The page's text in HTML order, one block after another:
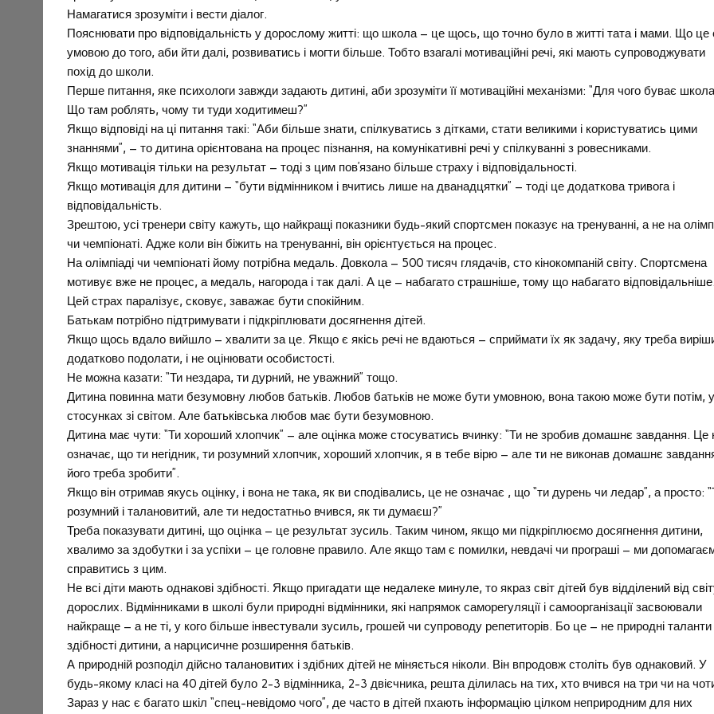
Намагатися зрозуміти і вести діалог.
Пояснювати про відповідальність у дорослому житті: що школа – це щось, що точно було в житті тата і мами. Що це
умовою до того, аби йти далі, розвиватись і могти більше. Тобто взагалі мотиваційні речі, які мають супроводжувати
похід до школи.
Перше питання, яке психологи завжди задають дитині, аби зрозуміти її мотиваційні механізми: “Для чого буває
Що там роблять, чому ти туди ходитимеш?”
Якщо відповіді на ці питання такі: “Аби більше знати, спілкуватись з дітками, стати великими і користуватись цими
знаннями”, – то дитина орієнтована на процес пізнання, на комунікативні речі у спілкуванні з ровесниками.
Якщо мотивація тільки на результат – тоді з цим пов’язано більше страху і відповідальності.
Якщо мотивація для дитини – “бути відмінником і вчитись лише на дванадцятки” – тоді це додаткова тривога і
відповідальність.
Зрештою, усі тренери світу кажуть, що найкращі показники будь-який спортсмен показує на тренуванні, а не на
чи чемпіонаті. Адже коли він біжить на тренуванні, він орієнтується на процес.
На олімпіаді чи чемпіонаті йому потрібна медаль. Довкола – 500 тисяч глядачів, сто кінокомпаній світу. Спортсмена
мотивує вже не процес, а медаль, нагорода і так далі. А це – набагато страшніше, тому що набагато відповідальніше.
Цей страх паралізує, сковує, заважає бути спокійним.
Батькам потрібно підтримувати і підкріплювати досягнення дітей.
Якщо щось вдало вийшло – хвалити за це. Якщо є якісь речі не вдаються – сприймати їх як задачу, яку треба
додатково подолати, і не оцінювати особистості.
Не можна казати: “Ти нездара, ти дурний, не уважний” тощо.
Дитина повинна мати безумовну любов батьків. Любов батьків не може бути умовною, вона такою може бути потім, у
стосунках зі світом. Але батьківська любов має бути безумовною.
Дитина має чути: “Ти хороший хлопчик” – але оцінка може стосуватись вчинку: “Ти не зробив домашнє завдання. Це
означає, що ти негідник, ти розумний хлопчик, хороший хлопчик, я в тебе вірю – але ти не виконав домашнє
його треба зробити”.
Якщо він отримав якусь оцінку, і вона не така, як ви сподівались, це не означає , що “ти дурень чи ледар”, а просто:
розумний і талановитий, але ти недостатньо вчився, як ти думаєш?”
Треба показувати дитині, що оцінка – це результат зусиль. Таким чином, якщо ми підкріплюємо досягнення дитини,
хвалимо за здобутки і за успіхи – це головне правило. Але якщо там є помилки, невдачі чи програші – ми
справитись з цим.
Не всі діти мають однакові здібності. Якщо пригадати ще недалеке минуле, то якраз світ дітей був відділений від
дорослих. Відмінниками в школі були природні відмінники, які напрямок саморегуляції і самоорганізації засвоювали
найкраще – а не ті, у кого більше інвестували зусиль, грошей чи супроводу репетиторів. Бо це – не природні таланти
здібності дитини, а нарцисичне розширення батьків.
А природній розподіл дійсно талановитих і здібних дітей не міняється ніколи. Він впродовж століть був однаковий. У
будь-якому класі на 40 дітей було 2-3 відмінника, 2-3 двієчника, решта ділилась на тих, хто вчився на три чи на
Зараз у нас є багато шкіл “спец-невідомо чого”, де часто в дітей пхають інформацію цілком неприродним для них